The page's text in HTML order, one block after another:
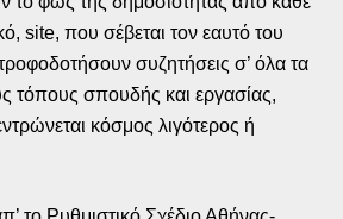
site, που σέβεται τον εαυτό του
συζητήσεις σ’ όλα τα
τόπους σπουδής και εργασίας,
κόσμος λιγότερος ή